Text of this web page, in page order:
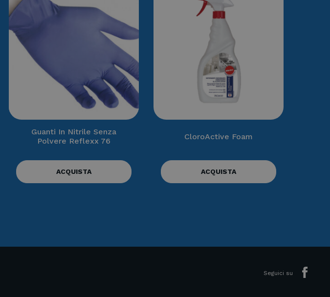
Guanti In Nitrile Senza
Polvere Reflexx 76
ACQUISTA
CloroActive Foam
ACQUISTA
Seguici su